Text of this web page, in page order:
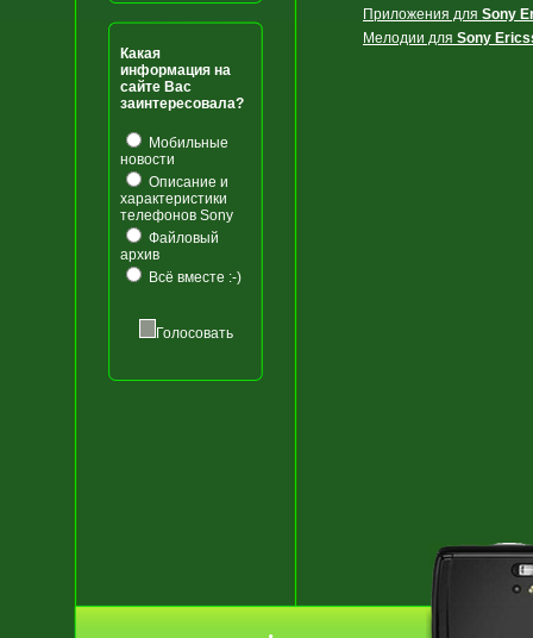
Какая
информация на
сайте Вас
заинтересовала?
Мобильные
новости
Описание и
характеристики
телефонов Sony
Файловый
архив
Всё вместе :-)
Голосовать
Приложения для Sony
Мелодии для Sony